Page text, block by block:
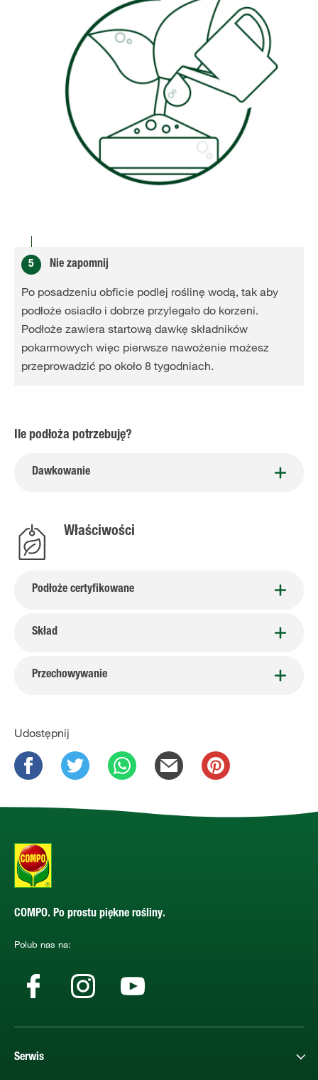
5 Nie zapomnij
Po posadzeniu obficie podlej roślinę wodą, tak aby
podłoże osiadło i dobrze przylegało do korzeni.
Podłoże zawiera startową dawkę składników
pokarmowych więc pierwsze nawożenie możesz
przeprowadzić po około 8 tygodniach.
Ile podłoża potrzebuję?
Dawkowanie
Właściwości
Podłoże certyfikowane
Skład
Przechowywanie
Udostępnij
COMPO. Po prostu piękne rośliny.
Polub nas na:
Serwis